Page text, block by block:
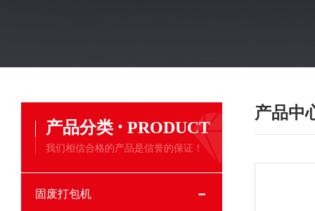
产品分类 · PRODUCT
我们相信合格的产品是信誉的保证！
固废打包机
产品中